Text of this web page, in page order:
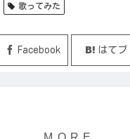
歌ってみた
Facebook はてブ